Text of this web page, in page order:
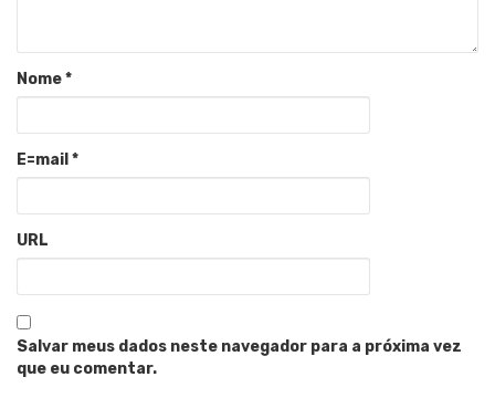
Nome*
E=mail *
URL
Salvar meus dados neste navegador para a próxima vez
que eu comentar.